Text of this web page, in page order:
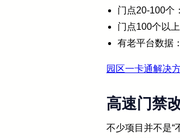
门点20-100个
门点100个以
有老平台数据
园区一卡通解决
高速门禁
不少项目并不是“